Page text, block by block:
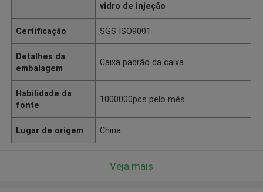
vidro de injeção
Certificação SGS ISO9001
Detalhes da
embalagem
Caixa padrão da caixa
Habilidade da
fonte
1000000pcs pelo mês
Lugar de origem China
Veja mais